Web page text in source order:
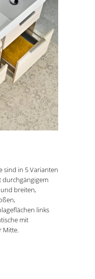
sind in 5 Varianten
durchgängigem
breiten,
links
mit
Mitte.